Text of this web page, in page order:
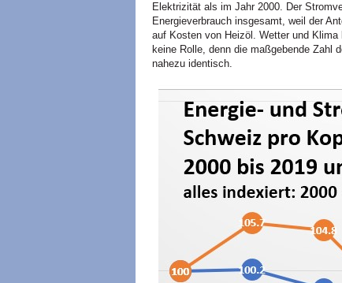
Elektrizität als im Jahr 2000. Der
Energieverbrauch insgesamt, weil der
auf Kosten von Heizöl. Wetter und
keine Rolle, denn die maßgebende Zahl
nahezu identisch.